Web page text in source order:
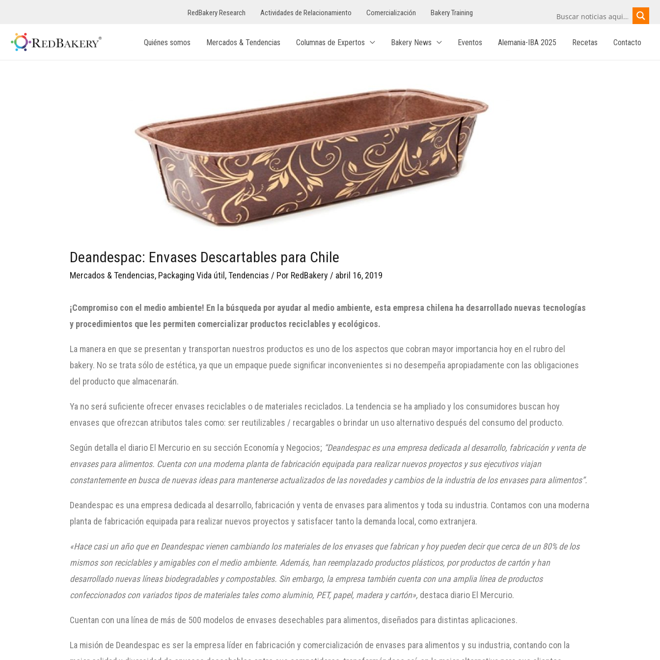
RedBakery Research Actividades de Relacionamiento Comercialización Bakery Training
Quiénes somos Mercados & Tendencias Columnas de Expertos Bakery News Eventos Alemania-IBA 2025 Recetas Contacto
Deandespac: Envases Descartables para Chile
Mercados & Tendencias, Packaging Vida útil,Tendencias / Por RedBakery / abril 16, 2019
¡Compromiso con el medio ambiente! En la búsqueda por ayudar al medio ambiente, esta empresa chilena ha desarrollado nuevas tecnologías
y procedimientos que les permiten comercializar productos reciclables y ecológicos.
La manera en que se presentan y transportan nuestros productos es uno de los aspectos que cobran mayor importancia hoy en el rubro del
bakery. No se trata sólo de estética, ya que un empaque puede significar inconvenientes si no desempeña apropiadamente con las obligaciones
del producto que almacenarán.
Ya no será suficiente ofrecer envases reciclables o de materiales reciclados. La tendencia se ha ampliado y los consumidores buscan hoy
envases que ofrezcan atributos tales como: ser reutilizables / recargables o brindar un uso alternativo después del consumo del producto.
Según detalla el diario El Mercurio en su sección Economía y Negocios; “Deandespac es una empresa dedicada al desarrollo, fabricación y venta de
envases para alimentos. Cuenta con una moderna planta de fabricación equipada para realizar nuevos proyectos y sus ejecutivos viajan
constantemente en busca de nuevas ideas para mantenerse actualizados de las novedades y cambios de la industria de los envases para alimentos”.
Deandespac es una empresa dedicada al desarrollo, fabricación y venta de envases para alimentos y toda su industria. Contamos con una moderna
planta de fabricación equipada para realizar nuevos proyectos y satisfacer tanto la demanda local, como extranjera.
«Hace casi un año que en Deandespac vienen cambiando los materiales de los envases que fabrican y hoy pueden decir que cerca de un 80% de los
mismos son reciclables y amigables con el medio ambiente. Además, han reemplazado productos plásticos, por productos de cartón y han
desarrollado nuevas líneas biodegradables y compostables. Sin embargo, la empresa también cuenta con una amplia línea de productos
confeccionados con variados tipos de materiales tales como aluminio, PET, papel, madera y cartón», destaca diario El Mercurio.
Cuentan con una línea de más de 500 modelos de envases desechables para alimentos, diseñados para distintas aplicaciones.
La misión de Deandespac es ser la empresa líder en fabricación y comercialización de envases para alimentos y su industria, contando con la